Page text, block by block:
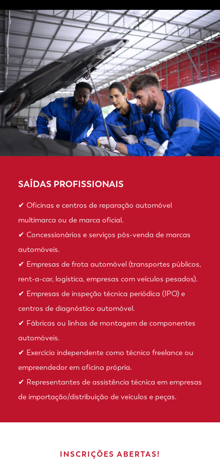
SAÍDAS PROFISSIONAIS
✔ Oficinas e centros de reparação automóvel
multimarca ou de marca oficial.
✔ Concessionários e serviços pós-venda de marcas
automóveis.
✔ Empresas de frota automóvel (transportes públicos,
rent-a-car, logística, empresas com veículos pesados).
✔ Empresas de inspeção técnica periódica (IPO) e
centros de diagnóstico automóvel.
✔ Fábricas ou linhas de montagem de componentes
automóveis.
✔ Exercício independente como técnico freelance ou
empreendedor em oficina própria.
✔ Representantes de assistência técnica em empresas
de importação/distribuição de veículos e peças.
INSCRIÇÕES ABERTAS!